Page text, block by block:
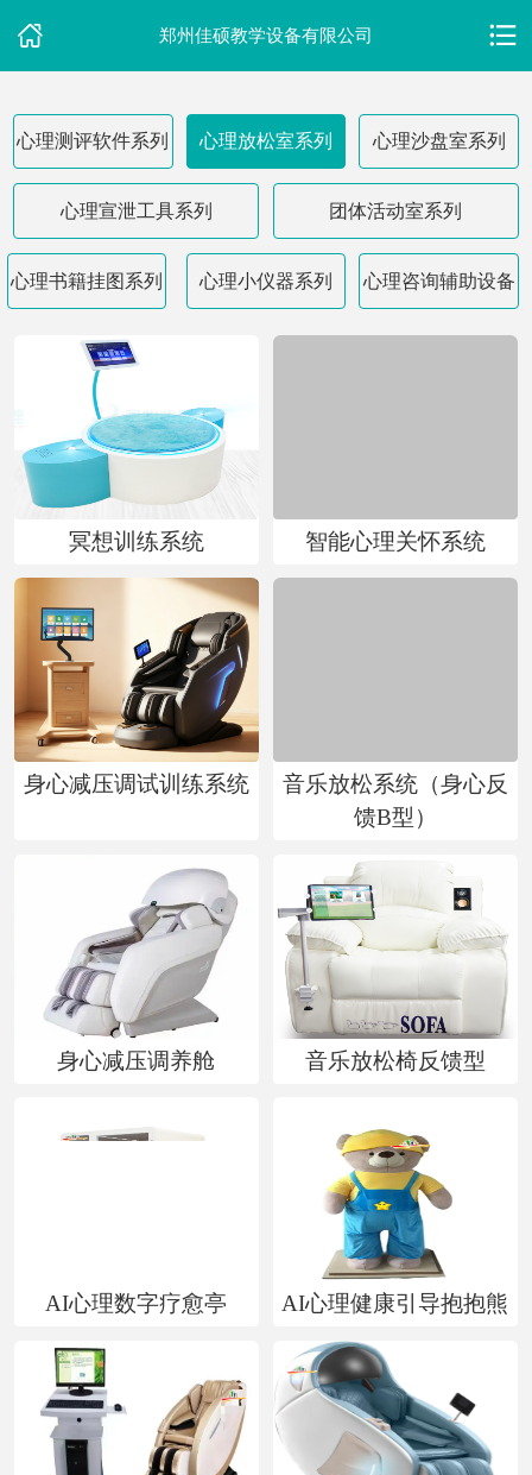
郑州佳硕教学设备有限公司
首
页
关
于
品
中
行
业
方
案
合
闻
资
后
服
务
心理测评软件系列 心理放松室系列 心理沙盘室系列
心理宣泄工具系列 团体活动室系列
心理书籍挂图系列 心理小仪器系列 心理咨询辅助设备
冥想训练系统 智能心理关怀系统
身心减压调试训练系统
音乐放松系统（身心反
馈B型）
身心减压调养舱 音乐放松椅反馈型
AI心理数字疗愈亭 AI心理健康引导抱抱熊